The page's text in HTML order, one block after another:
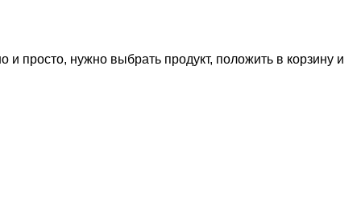
просто, нужно выбрать продукт, положить в корзину и